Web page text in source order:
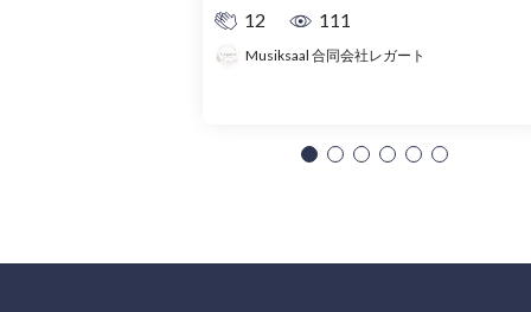
12 111
Musiksaal 合同会社レガート